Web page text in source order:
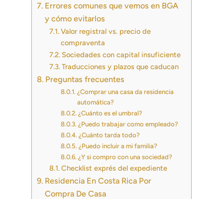
Errores comunes que vemos en BGA
y cómo evitarlos
Valor registral vs. precio de
compraventa
Sociedades con capital insuficiente
Traducciones y plazos que caducan
Preguntas frecuentes
¿Comprar una casa da residencia
automática?
¿Cuánto es el umbral?
¿Puedo trabajar como empleado?
¿Cuánto tarda todo?
¿Puedo incluir a mi familia?
¿Y si compro con una sociedad?
Checklist exprés del expediente
Residencia En Costa Rica Por
Compra De Casa